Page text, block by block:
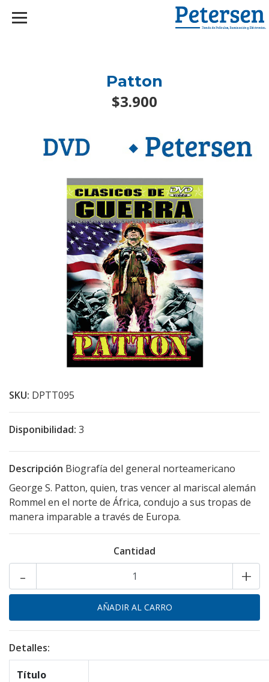
Patton
$3.900
SKU: DPTT095
Disponibilidad: 3
Descripción Biografía del general norteamericano
George S. Patton, quien, tras vencer al mariscal alemán
Rommel en el norte de África, condujo a sus tropas de
manera imparable a través de Europa.
Cantidad
+
-
Detalles:
Título